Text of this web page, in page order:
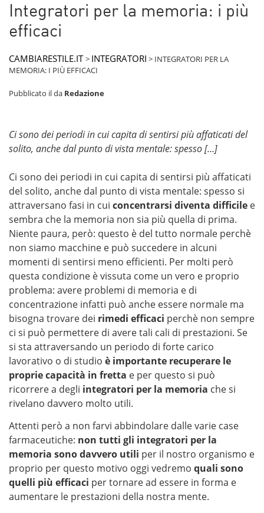
Integratori per la memoria: i più
efficaci
CAMBIARESTILE.IT > INTEGRATORI > INTEGRATORI PER LA
MEMORIA: I PIÙ EFFICACI
Pubblicato ilda Redazione
Ci sono dei periodi in cui capita di sentirsi più affaticati del
solito, anche dal punto di vista mentale: spesso […]
Ci sono dei periodi in cui capita di sentirsi più affaticati
del solito, anche dal punto di vista mentale: spesso si
attraversano fasi in cui concentrarsi diventa difficile e
sembra che la memoria non sia più quella di prima.
Niente paura, però: questo è del tutto normale perchè
non siamo macchine e può succedere in alcuni
momenti di sentirsi meno efficienti. Per molti però
questa condizione è vissuta come un vero e proprio
problema: avere problemi di memoria e di
concentrazione infatti può anche essere normale ma
bisogna trovare dei rimedi efficaci perchè non sempre
ci si può permettere di avere tali cali di prestazioni. Se
si sta attraversando un periodo di forte carico
lavorativo o di studio è importante recuperare le
proprie capacità in fretta e per questo si può
ricorrere a degli integratori per la memoria che si
rivelano davvero molto utili.
Attenti però a non farvi abbindolare dalle varie case
farmaceutiche: non tutti gli integratori per la
memoria sono davvero utili per il nostro organismo e
proprio per questo motivo oggi vedremo quali sono
quelli più efficaci per tornare ad essere in forma e
aumentare le prestazioni della nostra mente.